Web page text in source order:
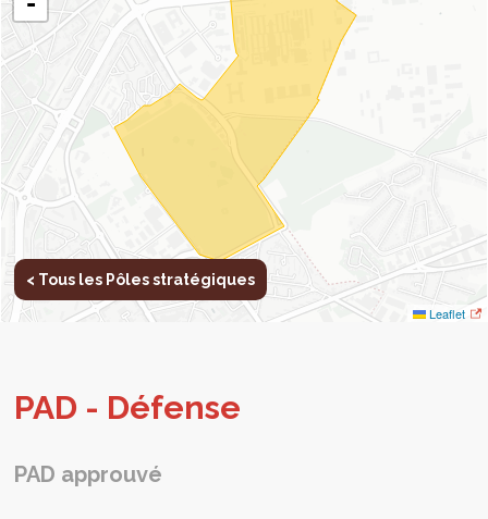
Leaflet
< Tous les Pôles stratégiques
PAD - Défense
PAD approuvé